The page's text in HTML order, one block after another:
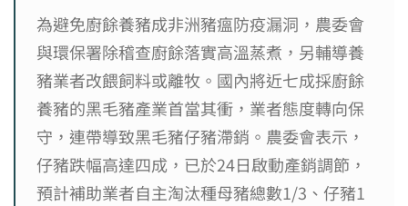
為避免廚餘養豬成非洲豬瘟防疫漏洞，農委會
與環保署除稽查廚餘落實高溫蒸煮，另輔導養
豬業者改餵飼料或離牧。國內將近七成採廚餘
養豬的黑毛豬產業首當其衝，業者態度轉向保
守，連帶導致黑毛豬仔豬滯銷。農委會表示，
仔豬跌幅高達四成，已於24日啟動產銷調節，
預計補助業者自主淘汰種母豬總數1/3、仔豬1